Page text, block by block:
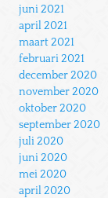
juni 2021
april 2021
maart 2021
februari 2021
december 2020
november 2020
oktober 2020
september 2020
juli 2020
juni 2020
mei 2020
april 2020